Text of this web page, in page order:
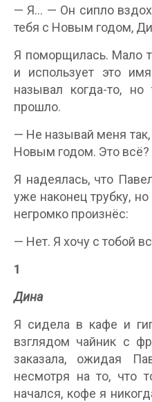
— Я… — Он сипло
тебя с Новым годом,
Я поморщилась. Мало
и использует это
называл когда-то, но
прошло.
— Не называй меня
Новым годом. Это всё?
Я надеялась, что
уже наконец трубку,
негромко произнёс:
— Нет. Я хочу с тобой
1
Дина
Я сидела в кафе и
взглядом чайник с
заказала, ожидая
несмотря на то, что
начался, кофе я